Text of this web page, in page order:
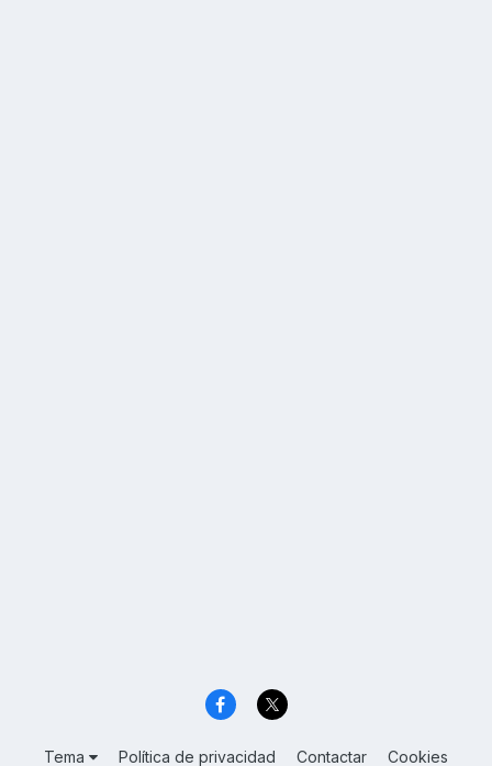
Tema Política de privacidad Contactar Cookies